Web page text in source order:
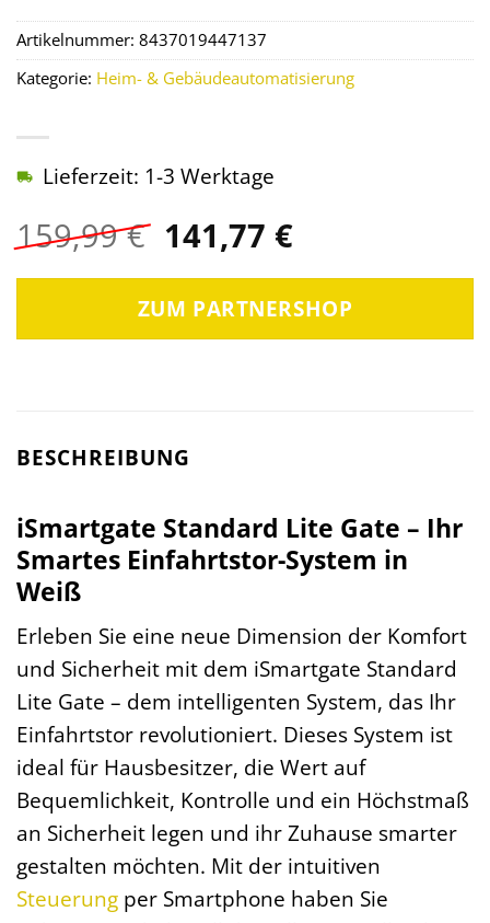
159,99€ Ursprünglicher
Preis
war:
159,99 €
141,77 €Aktueller
ist:
141,77 €.
Lieferzeit: 1-3 Werktage
ZUM PARTNERSHOP
Artikelnummer: 8437019447137
Kategorie: Heim- & Gebäudeautomatisierung
BESCHREIBUNG
iSmartgate Standard Lite Gate – Ihr
Smartes Einfahrtstor-System in
Weiß
Erleben Sie eine neue Dimension der Komfort
und Sicherheit mit dem iSmartgate Standard
Lite Gate – dem intelligenten System, das Ihr
Einfahrtstor revolutioniert. Dieses System ist
ideal für Hausbesitzer, die Wert auf
Bequemlichkeit, Kontrolle und ein Höchstmaß
an Sicherheit legen und ihr Zuhause smarter
gestalten möchten. Mit der intuitiven
Steuerung per Smartphone haben Sie